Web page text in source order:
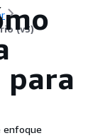
(v3)
para
enfoque